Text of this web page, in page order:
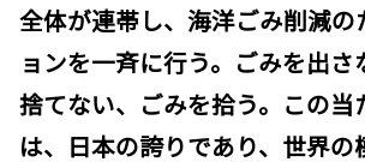
全体が連帯し、海洋ごみ削減の
ョンを一斉に行う。ごみを出さ
捨てない、ごみを拾う。この当
は、日本の誇りであり、世界の